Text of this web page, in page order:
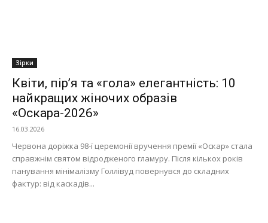
Зірки
Квіти, пір’я та «гола» елегантність: 10
найкращих жіночих образів
«Оскара-2026»
16.03.2026
Червона доріжка 98-ї церемонії вручення премії «Оскар» стала
справжнім святом відродженого гламуру. Після кількох років
панування мінімалізму Голлівуд повернувся до складних
фактур: від каскадів...